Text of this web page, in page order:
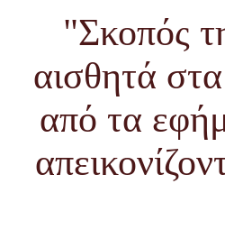
"Σκοπός
αισθητά
από τα